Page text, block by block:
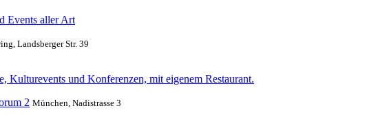
Events aller Art
Landsberger Str. 39
Kulturevents und Konferenzen, mit eigenem Restaurant.
2 München, Nadistrasse 3